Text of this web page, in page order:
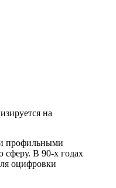
на
профильными
сферу. В 90-х годах
оцифровки